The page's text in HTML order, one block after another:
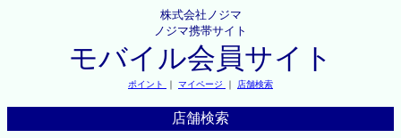
株式会社ノジマ
ノジマ携帯サイト
モバイル会員サイト
ポイント ｜ マイページ ｜ 店舗検索
店舗検索